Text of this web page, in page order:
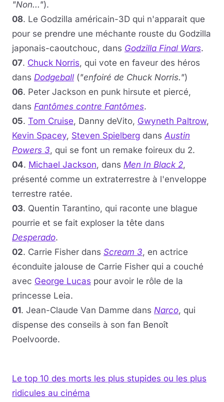
"Non...").
08. Le Godzilla américain-3D qui n'apparait que
pour se prendre une méchante rouste du Godzilla
japonais-caoutchouc, dans Godzilla Final Wars.
07. Chuck Norris, qui vote en faveur des héros
dans Dodgeball ("enfoiré de Chuck Norris.")
06. Peter Jackson en punk hirsute et piercé,
dans Fantômes contre Fantômes.
05. Tom Cruise, Danny deVito, Gwyneth Paltrow,
Kevin Spacey, Steven Spielberg dansAustin
Powers 3, qui se font un remake foireux du 2.
04. Michael Jackson, dans Men In Black 2,
présenté comme un extraterrestre à l'enveloppe
terrestre ratée.
03. Quentin Tarantino, qui raconte une blague
pourrie et se fait exploser la tête dans
Desperado.
02. Carrie Fisher dans Scream 3, en actrice
éconduite jalouse de Carrie Fisher qui a couché
avec George Lucas pour avoir le rôle de la
princesse Leia.
01. Jean-Claude Van Damme dans Narco, qui
dispense des conseils à son fan Benoît
Poelvoorde.
Le top 10 des morts les plus stu­pides ou les plus
ri­di­cules au ci­né­ma